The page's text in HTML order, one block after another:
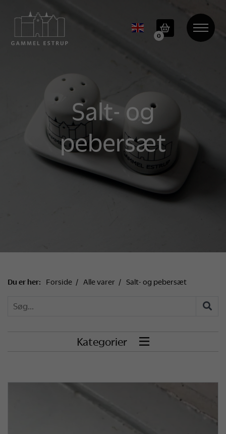
0
Salt- og
pebersæt
Du er her: Forside Alle varer Salt- og pebersæt
Kategorier 